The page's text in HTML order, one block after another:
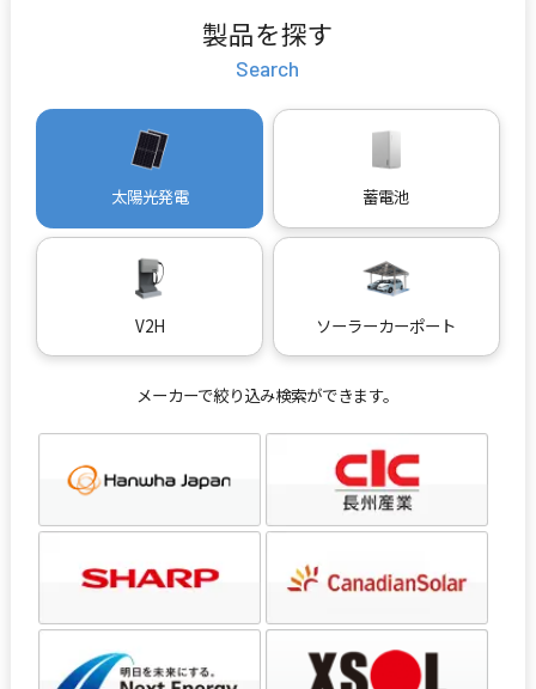
製品を探す
Search
太陽光発電 蓄電池
V2H ソーラーカーポート
メーカーで絞り込み検索ができます。